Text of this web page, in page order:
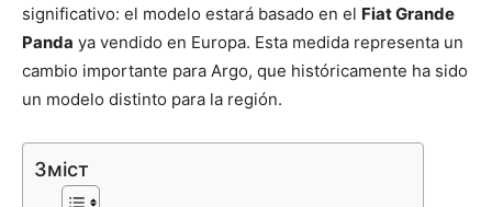
significativo: el modelo estará basado en el Fiat Grande
Panda ya vendido en Europa. Esta medida representa un
cambio importante para Argo, que históricamente ha sido
un modelo distinto para la región.
Зміст